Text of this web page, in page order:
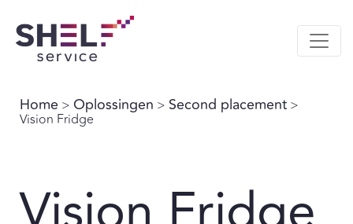
Home > Oplossingen > Second placement >
Vision Fridge